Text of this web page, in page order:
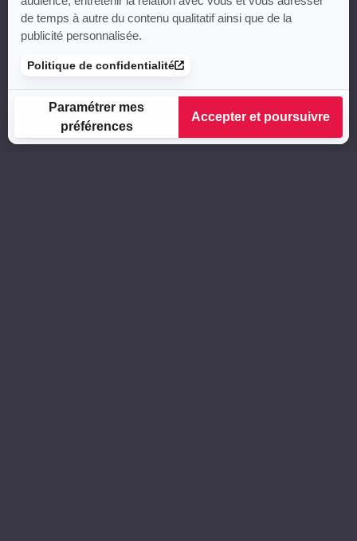
de temps à autre du contenu qualitatif ainsi que de la
publicité personnalisée.
Politique de confidentialité
Paramétrer mes
préférences
Accepter et poursuivre